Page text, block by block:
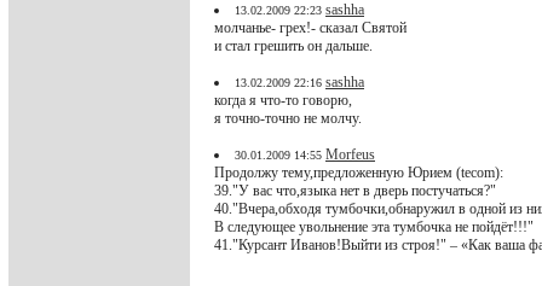
13.02.2009 22:23 sashha
молчанье- грех!- сказал Святой
и стал грешить он дальше.
13.02.2009 22:16 sashha
когда я что-то говорю,
я точно-точно не молчу.
30.01.2009 14:55 Morfeus
Продолжу тему,предложенную Юрием (tecom):
39."У вас что,языка нет в дверь постучаться?"
40."Вчера,обходя тумбочки,обнаружил в одной из
В следующее увольнение эта тумбочка не пойдёт!!!"
41."Курсант Иванов!Выйти из строя!" – «Как ваша